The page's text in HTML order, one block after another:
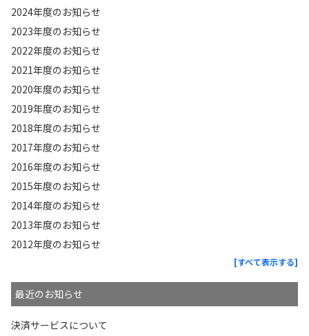
2024年度のお知らせ
2023年度のお知らせ
2022年度のお知らせ
2021年度のお知らせ
2020年度のお知らせ
2019年度のお知らせ
2018年度のお知らせ
2017年度のお知らせ
2016年度のお知らせ
2015年度のお知らせ
2014年度のお知らせ
2013年度のお知らせ
2012年度のお知らせ
[すべて表示する]
最近のお知らせ
決済サービスについて